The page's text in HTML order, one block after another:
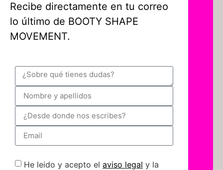
Recibe directamente en tu correo
lo último de BOOTY SHAPE
MOVEMENT.
He leido y acepto el aviso legal y la